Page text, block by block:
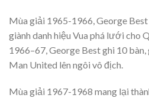
Mùa giải 1965-1966, George Best
giành danh hiệu Vua phá lưới cho
1966–67, George Best ghi 10
Man United lên ngôi vô địch.
Mùa giải 1967-1968 mang lại